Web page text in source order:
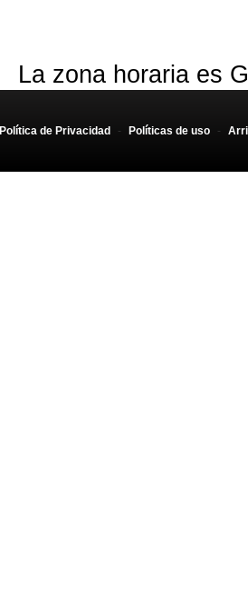
La zona horaria es
Política de Privacidad - Políticas de uso -